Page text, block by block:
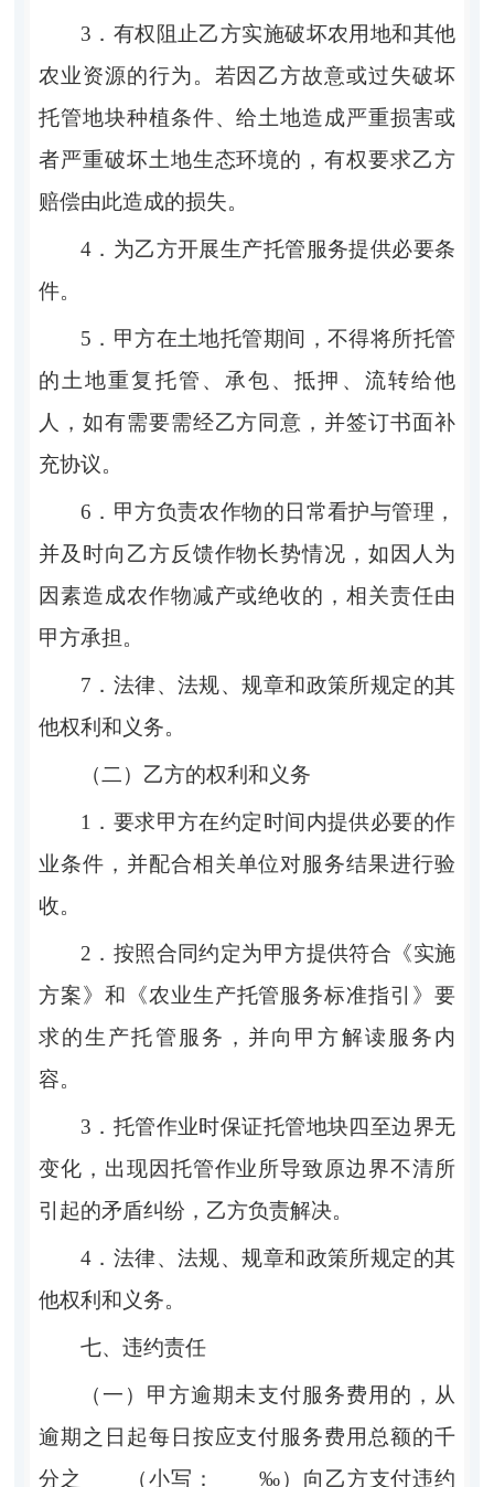
3． 有权阻止乙方实施破坏农用地和其他
农业资源的行为。若因乙方故意或过失破坏
托管地块种植条件、给土地造成严重损害或
者严重破坏土地生态环境的，有权要求乙方
赔偿由此造成的损失。
4． 为乙方开展生产托管服务提供必要条
件。
5． 甲方在土地托管期间，不得将所托管
的土地重复托管、承包、抵押、流转给他
人，如有需要需经乙方同意，并签订书面补
充协议。
6． 甲方负责农作物的日常看护与管理 ，
并及时向乙方反馈作物长势情况，如因人为
因素造成农作物减产或绝收的，相关责任由
甲方承担。
7． 法律、法规、规章和政策所规定的其
他权利和义务。
（二）乙方的权利和义务
1． 要求甲方在约定时间内提供必要的作
业条件，并配合相关单位对服务结果进行验
收。
2． 按照合同约定为甲方提供符合 《实施
方案》和
《农业生产托管服务标准指引》要
求的生产托管服务，并向甲方解读服务内
容。
3． 托管作业时保证托管地块四至边界无
变化，出现因托管作业所导致原边界不清所
引起的矛盾纠纷，乙方负责解决。
4． 法律、法规、规章和政策所规定的其
他权利和义务。
七、违约责任
（一）甲方逾期未支付服务费用的，从
逾期之日起每日按应支付服务费用总额的千
分之
（小写： ‰）向乙方支付违约